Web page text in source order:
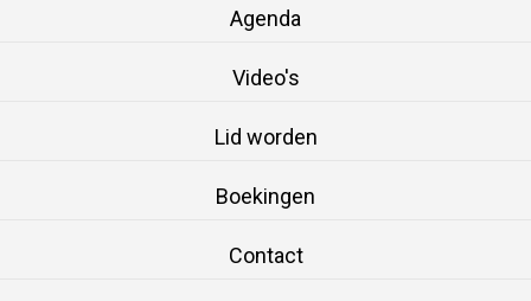
Agenda
Video's
Lid worden
Boekingen
Contact